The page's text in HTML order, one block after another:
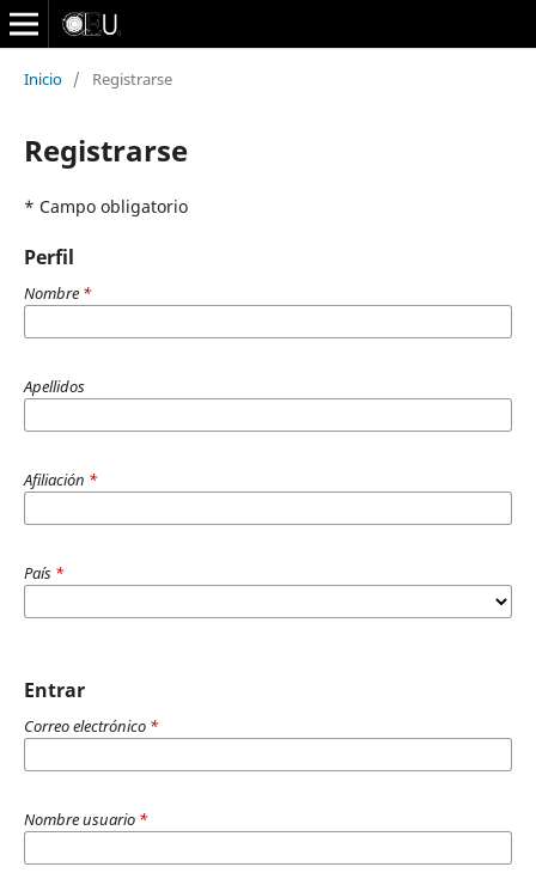
Inicio / Registrarse
Registrarse
* Campo obligatorio
Perfil
Nombre *
Apellidos
Afiliación *
País *
Entrar
Correo electrónico *
Nombre usuario *